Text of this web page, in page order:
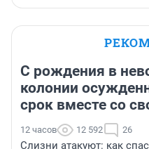
С рождения в
колонии
срок вместе со
12 часов 12 592 26
Слизни атакуют: как